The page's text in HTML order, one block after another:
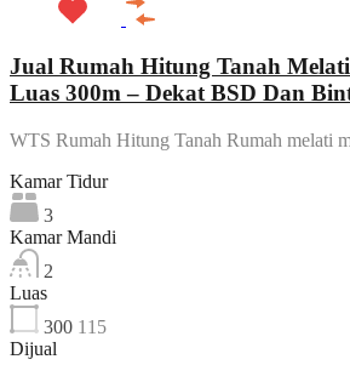
Jual Rumah Hitung Tanah
Luas 300m – Dekat BSD Dan
WTS Rumah Hitung Tanah Rumah melati
Kamar Tidur
3
Kamar Mandi
2
Luas
300 115
Dijual